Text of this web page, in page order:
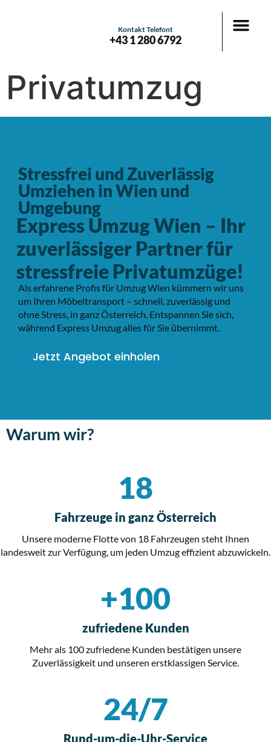
Kontakt Telefont
+43 1 280 6792
Privatumzug
Stressfrei und Zuverlässig
Umziehen in Wien und
Umgebung
Express Umzug Wien – Ihr
zuverlässiger Partner für
stressfreie Privatumzüge!
Als erfahrene Profis für Umzug Wien kümmern wir uns
um Ihren Möbeltransport – schnell, zuverlässig und
ohne Stress, in ganz Österreich. Entspannen Sie sich,
während Express Umzug alles für Sie übernimmt.
Jetzt Angebot einholen
Warum wir?
Fahrzeuge in ganz Österreich
18
Unsere moderne Flotte von 18 Fahrzeugen steht Ihnen
landesweit zur Verfügung, um jeden Umzug effizient abzuwickeln.
zufriedene Kunden
+100
Mehr als 100 zufriedene Kunden bestätigen unsere
Zuverlässigkeit und unseren erstklassigen Service.
Rund-um-die-Uhr-Service
24/7